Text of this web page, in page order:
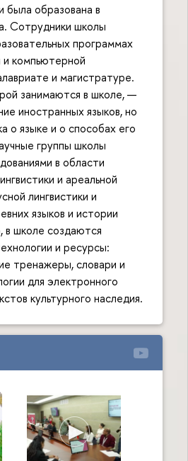
была образована в
Сотрудники школы
программах
компьютерной
и магистратуре.
занимаются в школе, —
иностранных языков, но
о языке и о способах его
группы школы
в области
и ареальной
лингвистики и
языков и истории
в школе создаются
и ресурсы:
тренажеры, словари и
для электронного
культурного наследия.